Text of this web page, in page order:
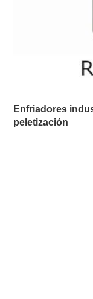
Enfriadores
peletización